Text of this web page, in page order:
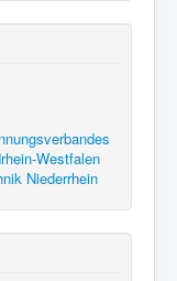
Westfalen
Niederrhein